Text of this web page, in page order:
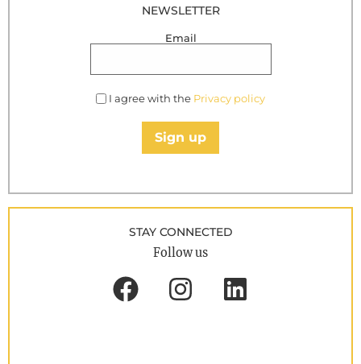
NEWSLETTER
Email
I agree with the Privacy policy
Sign up
STAY CONNECTED
Follow us